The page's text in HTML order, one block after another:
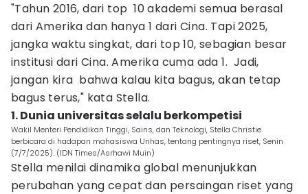
"Tahun 2016, dari top 10 akademi semua berasal
dari Amerika dan hanya 1 dari Cina. Tapi 2025,
jangka waktu singkat, dari top 10, sebagian besar
institusi dari Cina. Amerika cuma ada 1. Jadi,
jangan kira bahwa kalau kita bagus, akan tetap
bagus terus," kata Stella.
1. Dunia universitas selalu berkompetisi
Wakil Menteri Pendidikan Tinggi, Sains, dan Teknologi, Stella Christie
berbicara di hadapan mahasiswa Unhas, tentang pentingnya riset, Senin
(7/7/2025). (IDN Times/Asrhawi Muin)
Stella menilai dinamika global menunjukkan
perubahan yang cepat dan persaingan riset yang